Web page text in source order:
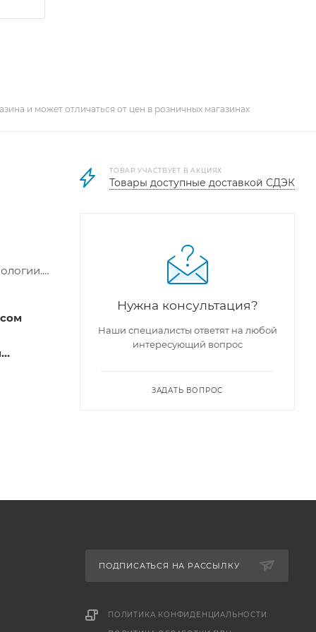
и может отличаться от цен в розничных магазинах
ТОВАР УЧАСТВУЕТ В АКЦИЯХ
Товары доступные доставкой СДЭК
Нужна консультация?
Наши специалисты ответят на любой
интересующий вопрос
ЗАДАТЬ ВОПРОС
ПОДПИСАТЬСЯ НА РАССЫЛКУ
ПОЛИТИКА КОНФИДЕНЦИАЛЬНОСТИ